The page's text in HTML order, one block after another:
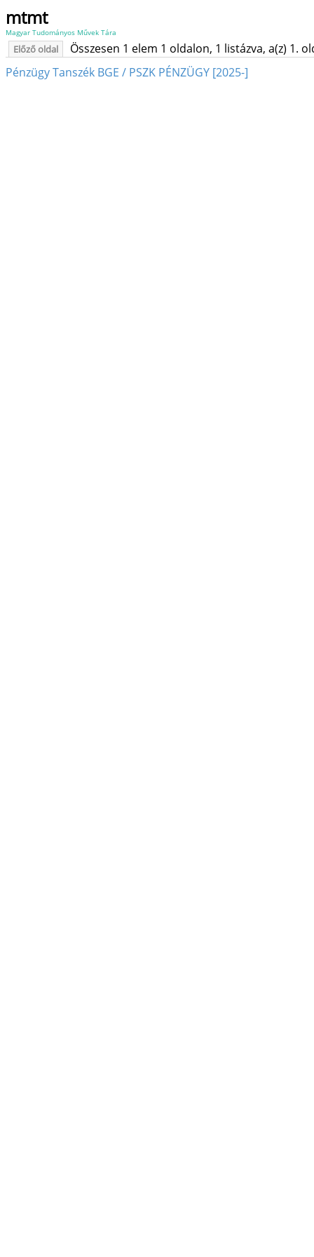
mtmt
Magyar Tudományos Művek Tára
Előző oldal
Összesen 1 elem 1 oldalon, 1 listázva, a(z) 1.
Pénzügy Tanszék BGE / PSZK PÉNZÜGY [2025-]